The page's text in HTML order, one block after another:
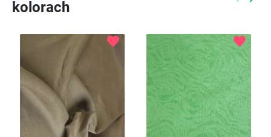
kolorach
favorite favorite